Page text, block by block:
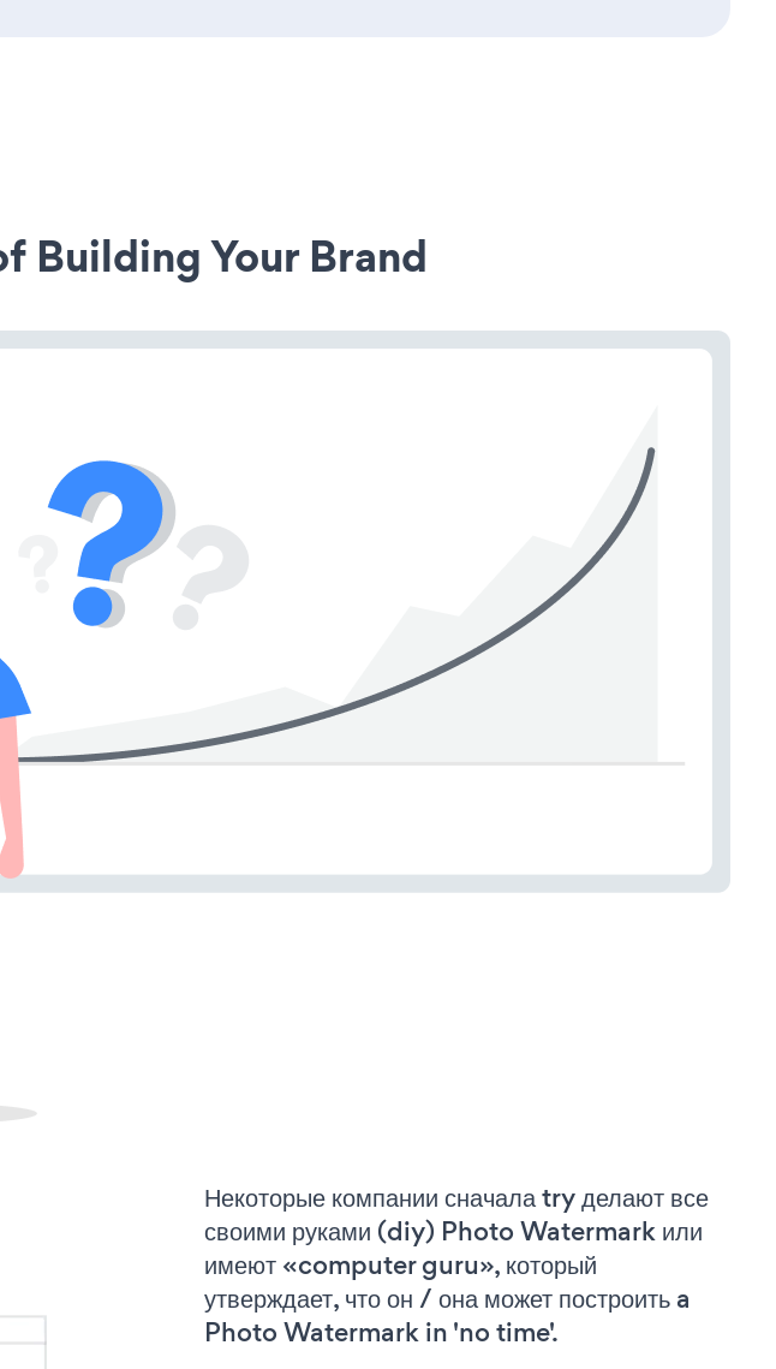
Building Your Brand
Некоторые компании сначала try делают все
своими руками (diy) Photo Watermark или
имеют «computer guru», который
утверждает, что он / она может построить a
Photo Watermark in 'no time'.